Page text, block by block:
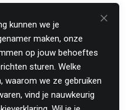
kunnen we je
maken, onze
op jouw behoeftes
sturen. Welke
waarom we ze gebruiken
vind je nauwkeurig